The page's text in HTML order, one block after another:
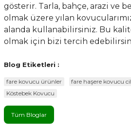
gösterir. Tarla, bahçe, arazi ve
olmak üzere yılan
alanda kullanabilirsiniz. Bu
olmak için bizi tercih
Blog Etiketleri :
fare kovucu ürünler fare haşere kovucu
Köstebek Kovucu
Tüm Bloglar